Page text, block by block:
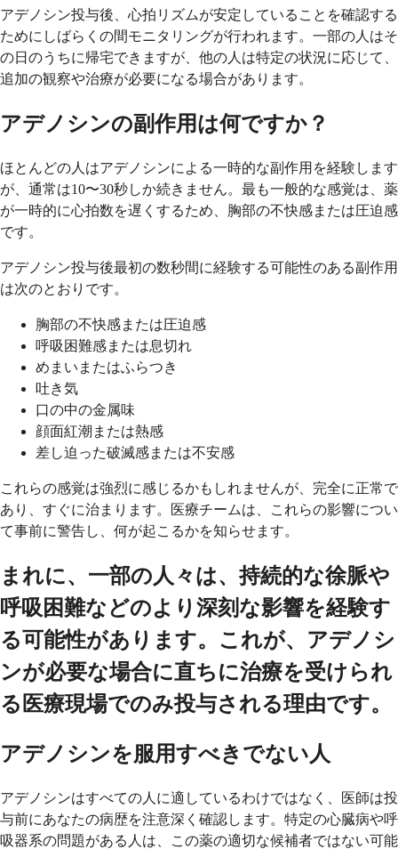
アデノシン投与後、心拍リズムが安定していることを確認する
ためにしばらくの間モニタリングが行われます。一部の人はそ
の日のうちに帰宅できますが、他の人は特定の状況に応じて、
追加の観察や治療が必要になる場合があります。
アデノシンの副作用は何ですか？
ほとんどの人はアデノシンによる一時的な副作用を経験します
が、通常は10〜30秒しか続きません。最も一般的な感覚は、薬
が一時的に心拍数を遅くするため、胸部の不快感または圧迫感
です。
アデノシン投与後最初の数秒間に経験する可能性のある副作用
は次のとおりです。
胸部の不快感または圧迫感
呼吸困難感または息切れ
めまいまたはふらつき
吐き気
口の中の金属味
顔面紅潮または熱感
差し迫った破滅感または不安感
これらの感覚は強烈に感じるかもしれませんが、完全に正常で
あり、すぐに治まります。医療チームは、これらの影響につい
て事前に警告し、何が起こるかを知らせます。
まれに、一部の人々は、持続的な徐脈や
呼吸困難などのより深刻な影響を経験す
る可能性があります。これが、アデノシ
ンが必要な場合に直ちに治療を受けられ
る医療現場でのみ投与される理由です。
アデノシンを服用すべきでない人
アデノシンはすべての人に適しているわけではなく、医師は投
与前にあなたの病歴を注意深く確認します。特定の心臓病や呼
吸器系の問題がある人は、この薬の適切な候補者ではない可能